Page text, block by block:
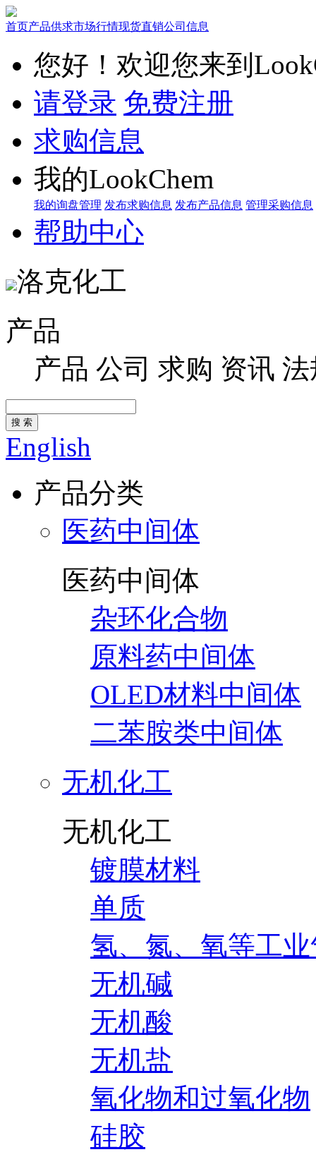
首页产品供求市场行情现货直销公司信息
您好！欢迎您来到
请登录 免费注册
求购信息
我的LookChem
我的询盘管理 发布求购信息 发布产品信息 管理采购信息
帮助中心
洛克化工
产品
产品 公司 求购 资讯 法
搜 索
English
产品分类
医药中间体
医药中间体
杂环化合物
原料药中间体
OLED材料中间体
二苯胺类中间体
无机化工
无机化工
镀膜材料
单质
氢、氮、氧等工
无机碱
无机酸
无机盐
氧化物和过氧化物
硅胶